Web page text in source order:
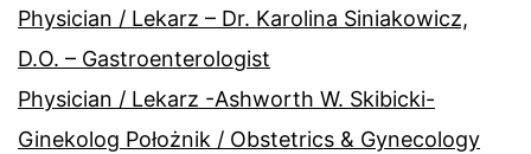
Physician / Lekarz – Dr. Karolina Siniakowicz,
D.O. – Gastroenterologist
Physician / Lekarz -Ashworth W. Skibicki-
Ginekolog Położnik / Obstetrics & Gynecology